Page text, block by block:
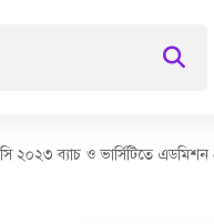
ব্যাচ ও ভার্সিটিতে এডমিশন